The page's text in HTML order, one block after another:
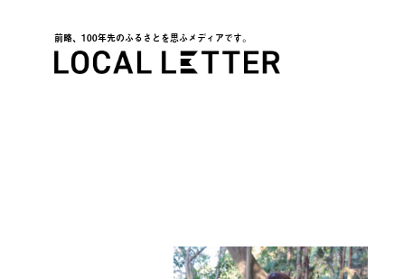
前略、100年先のふるさとを思ふメディアです。